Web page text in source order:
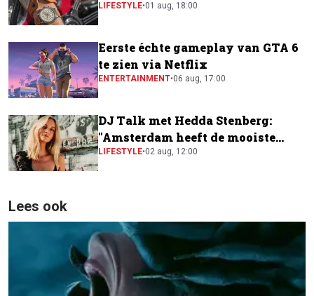
horloge
LIFESTYLE•01 aug, 18:00
Eerste échte gameplay van GTA 6
te zien via Netflix
ENTERTAINMENT•06 aug, 17:00
DJ Talk met Hedda Stenberg:
"Amsterdam heeft de mooiste
festivalscene van Europa"
LIFESTYLE•02 aug, 12:00
Lees ook